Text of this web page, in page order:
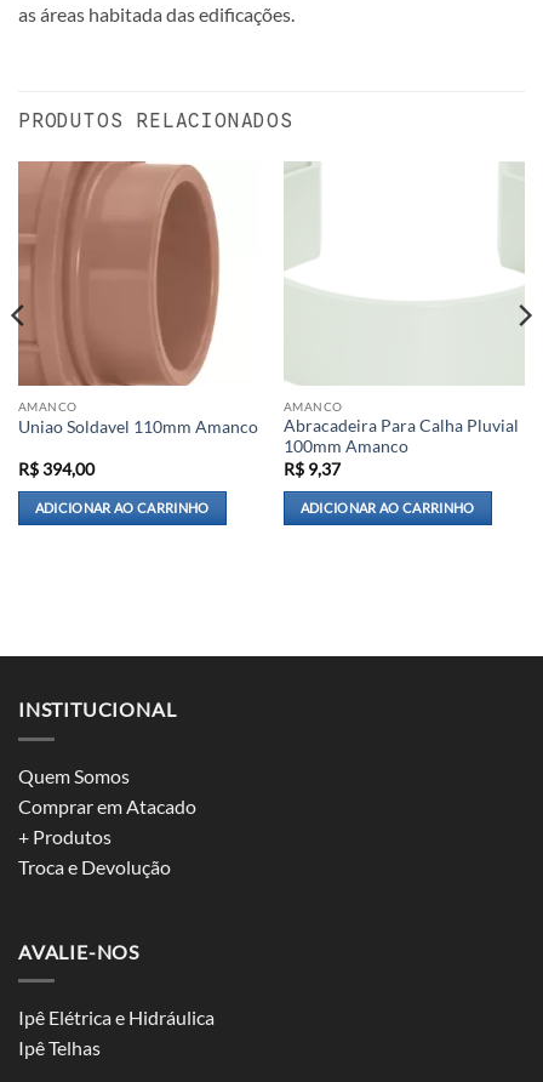
as áreas habitada das edificações.
PRODUTOS RELACIONADOS
AMANCO
Uniao Soldavel 110mm Amanco
R$394,00
ADICIONAR AO CARRINHO
AMANCO
Abracadeira Para Calha Pluvial
100mm Amanco
R$9,37
ADICIONAR AO CARRINHO
INSTITUCIONAL
Quem Somos
Comprar em Atacado
+ Produtos
Troca e Devolução
AVALIE-NOS
Ipê Elétrica e Hidráulica
Ipê Telhas